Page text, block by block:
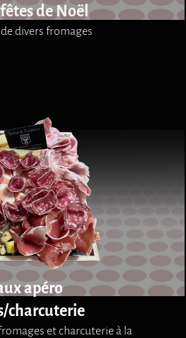
de Noël
divers fromages
apéro
charcuterie
et charcuterie à la